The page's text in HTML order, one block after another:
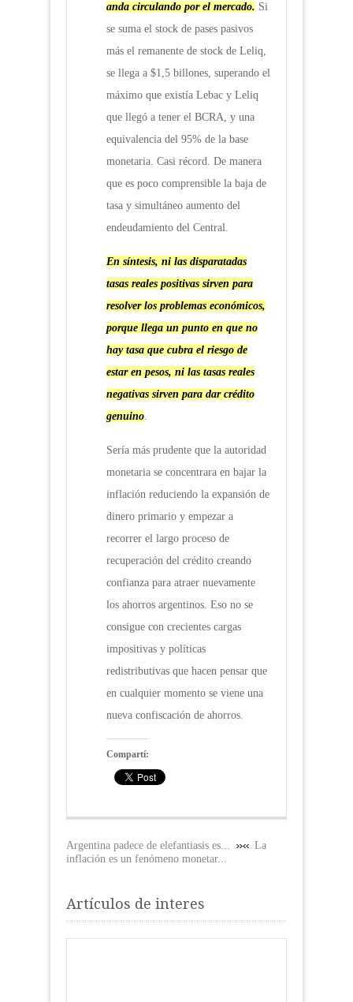
anda circulando por el mercado. Si
se suma el stock de pases pasivos
más el remanente de stock de Leliq,
se llega a $1,5 billones, superando el
máximo que existía Lebac y Leliq
que llegó a tener el BCRA, y una
equivalencia del 95% de la base
monetaria. Casi récord. De manera
que es poco comprensible la baja de
tasa y simultáneo aumento del
endeudamiento del Central.
En síntesis, ni las disparatadas
tasas reales positivas sirven para
resolver los problemas económicos,
porque llega un punto en que no
hay tasa que cubra el riesgo de
estar en pesos, ni las tasas reales
negativas sirven para dar crédito
genuino.
Sería más prudente que la autoridad
monetaria se concentrara en bajar la
inflación reduciendo la expansión de
dinero primario y empezar a
recorrer el largo proceso de
recuperación del crédito creando
confianza para atraer nuevamente
los ahorros argentinos. Eso no se
consigue con crecientes cargas
impositivas y políticas
redistributivas que hacen pensar que
en cualquier momento se viene una
nueva confiscación de ahorros.
Compartí:
Argentina padece de elefantiasis es...
La
inflación es un fenómeno monetar...
Artículos de interes